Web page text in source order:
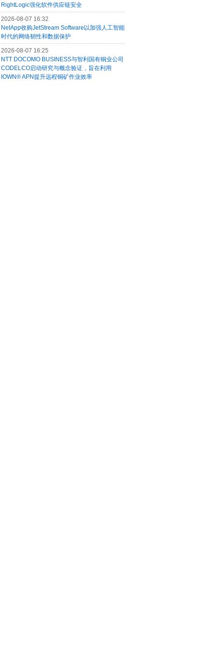
RightLogic强化软件供应链安全
2026-08-07 16:32
NetApp收购JetStream Software以加强人工智能
时代的网络韧性和数据保护
2026-08-07 16:25
NTT DOCOMO BUSINESS与智利国有铜业公司
CODELCO启动研究与概念验证，旨在利用
IOWN® APN提升远程铜矿作业效率